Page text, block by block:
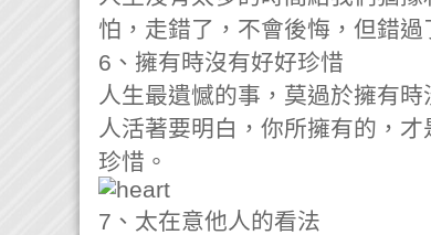
怕，走錯了，不會後悔，但錯過
6、擁有時沒有好好珍惜
人生最遺憾的事，莫過於擁有
人活著要明白，你所擁有的，
珍惜。
7、太在意他人的看法